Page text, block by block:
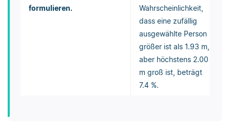
formulieren.
Wahrscheinlichkeit,
dass eine zufällig
ausgewählte Person
größer ist als 1.93 m,
aber höchstens 2.00
m groß ist, beträgt
7.4 %.